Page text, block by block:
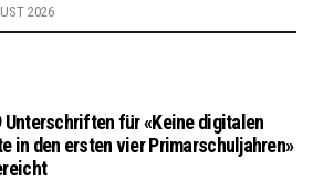
2026
Unterschriften für «Keine digitalen
in den ersten vier Primarschuljahren»